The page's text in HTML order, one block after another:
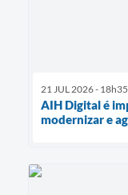
21 JUL 2026 - 18h35
AIH Digital é
modernizar e